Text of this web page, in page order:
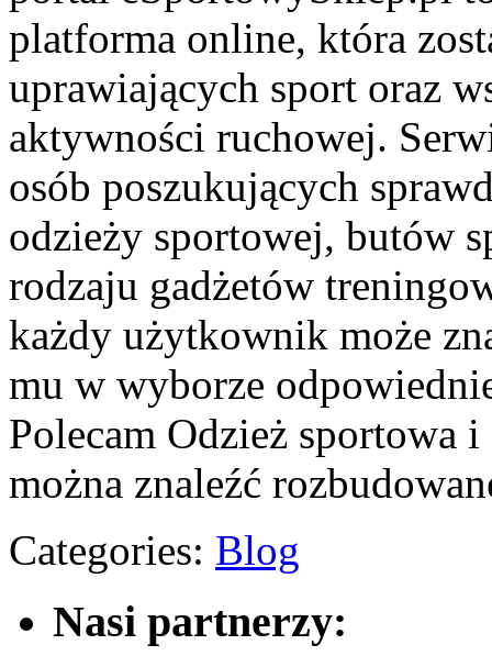
platforma online, która
uprawiających sport oraz
aktywności ruchowej.
osób poszukujących
odzieży sportowej, butów
rodzaju gadżetów
każdy użytkownik może
mu w wyborze
Polecam Odzież sportowa
można znaleźć
Categories: Blog
Nasi partnerzy: